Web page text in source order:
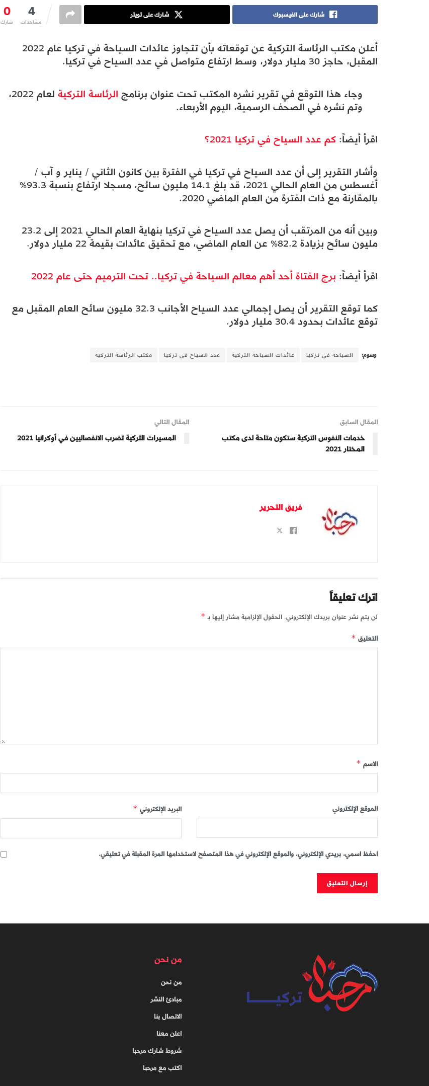
0
شارك 4
مشاهدات
شارك على الفيسبوك شارك على تويتر
أعلن مكتب الرئاسة التركية عن توقعاته بأن تتجاوز عائدات السياحة في تركيا عام 2022
المقبل، حاجز 30 مليار دولار، وسط ارتفاع متواصل في عدد السياح في تركيا.
وجاء هذا التوقع في تقرير نشره المكتب تحت عنوان برنامجالرئاسة التركية لعام 2022،
وتم نشره في الصحف الرسمية، اليوم الأربعاء.
اقرأ أيضاً:كم عدد السياح في تركيا 2021؟
وأشار التقرير إلى أن عدد السياح في تركيا في الفترة بين كانون الثاني / يناير و آب /
أغسطس من العام الحالي 2021، قد بلغ 14.1 مليون سائح، مسجلا ارتفاع بنسبة 93.3%
بالمقارنة مع ذات الفترة من العام الماضي 2020.
وبين أنه من المرتقب أن يصل عدد السياح في تركيا بنهاية العام الحالي 2021 إلى 23.2
مليون سائح بزيادة 82.2% عن العام الماضي، مع تحقيق عائدات بقيمة 22 مليار دولار.
اقرأ أيضاً: برج الفتاة أحد أهم معالم السياحة في تركيا.. تحت الترميم حتى عام 2022
كما توقع التقرير أن يصل إجمالي عدد السياح الأجانب 32.3 مليون سائح العام المقبل مع
توقع عائدات بحدود 30.4 مليار دولار.
وسوم: السياحة في تركيا عائدات السياحة التركية عدد السياح في تركيا مكتب الرئاسة التركية
المقال السابق
خدمات النفوس التركية ستكون متاحة لدى مكتب
المختار 2021
المقال التالي
المسيرات التركية تضرب الانفصاليين في أوكرانيا 2021
فريق التحرير
اترك تعليقاً
لن يتم نشر عنوان بريدك الإلكتروني. الحقول الإلزامية مشار إليها بـ *
التعليق *
الاسم *
البريد الإلكتروني * الموقع الإلكتروني
احفظ اسمي، بريدي الإلكتروني، والموقع الإلكتروني في هذا المتصفح لاستخدامها المرة المقبلة في تعليقي.
من نحن
من نحن
مبادئ النشر
الاتصال بنا
اعلن معنا
شروط شارك مرحبا
اكتب مع مرحبا